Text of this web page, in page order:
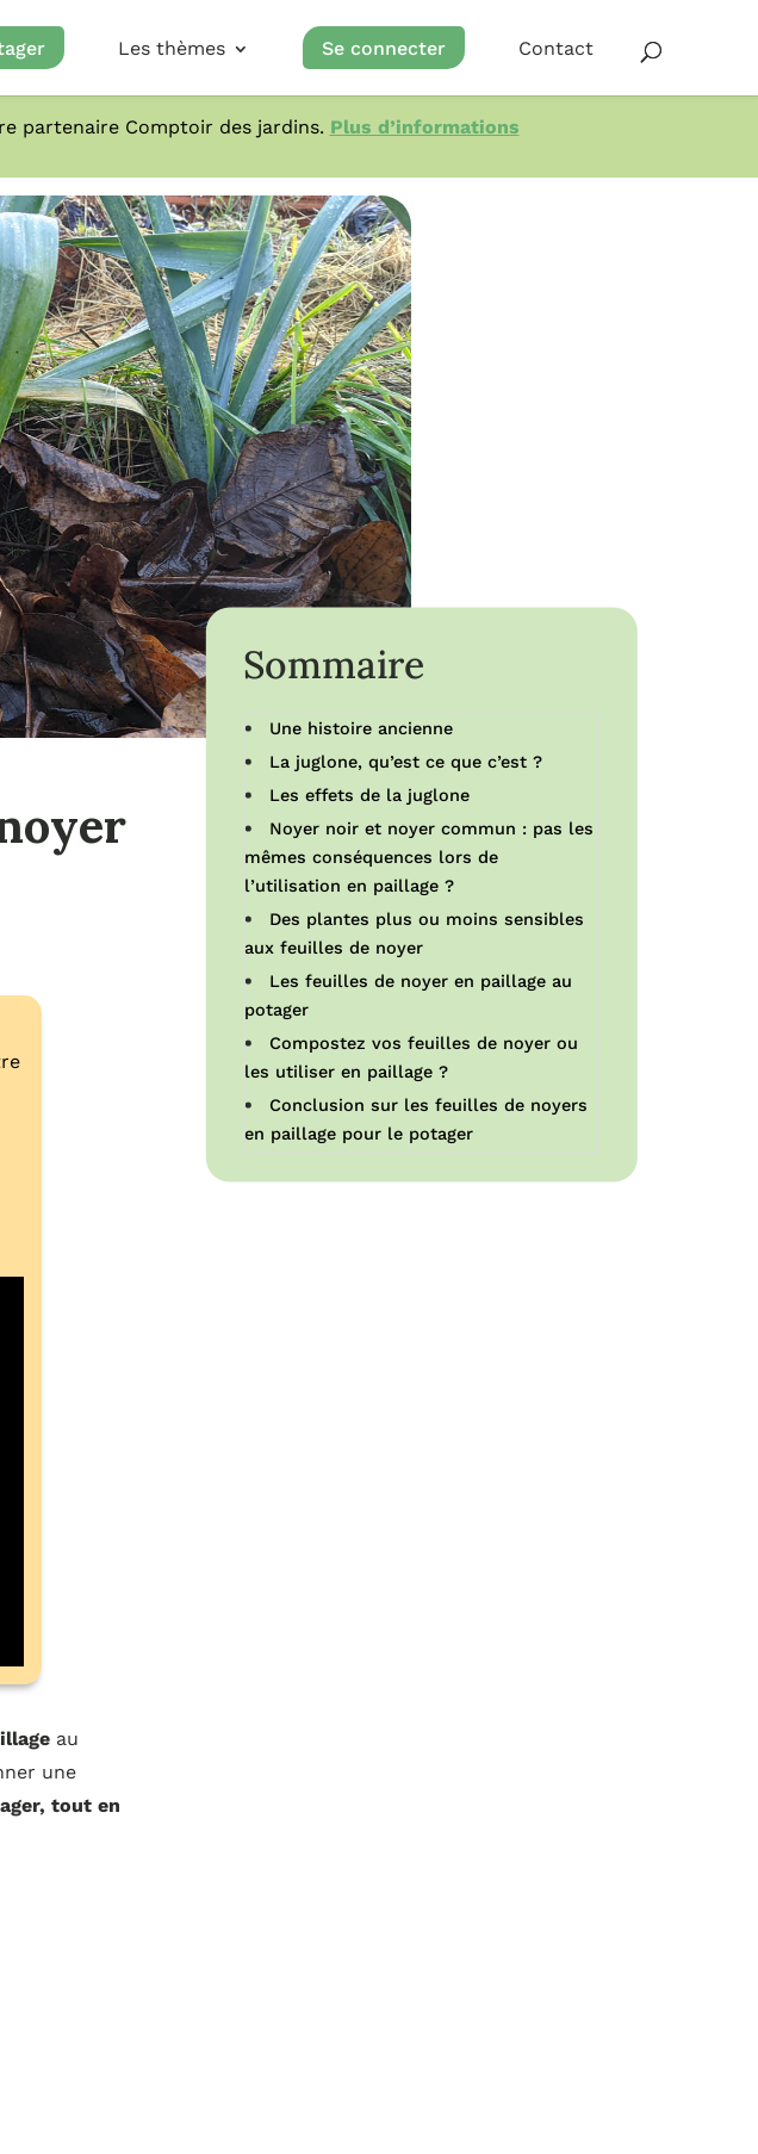
Les thèmes Se connecter Contact
partenaire Comptoir des jardins. Plus d’informations
au
une
tout en
Sommaire
Une histoire ancienne
La juglone, qu’est ce que c’est ?
Les effets de la juglone
Noyer noir et noyer commun : pas les
mêmes conséquences lors de
l’utilisation en paillage ?
Des plantes plus ou moins sensibles
aux feuilles de noyer
Les feuilles de noyer en paillage au
potager
Compostez vos feuilles de noyer ou
les utiliser en paillage ?
Conclusion sur les feuilles de noyers
en paillage pour le potager